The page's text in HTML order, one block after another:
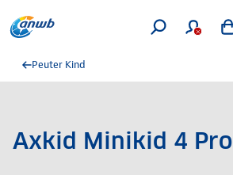
Peuter Kind
Axkid Minikid 4 Pro